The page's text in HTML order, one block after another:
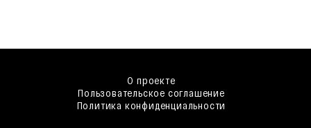
О проекте
Пользовательское соглашение
Политика конфиденциальности